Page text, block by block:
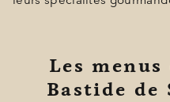
SITUATION
Les
Bastide de